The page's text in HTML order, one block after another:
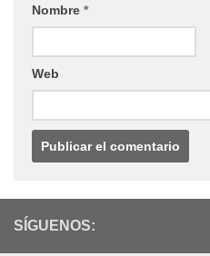
Nombre *
Web
SÍGUENOS: